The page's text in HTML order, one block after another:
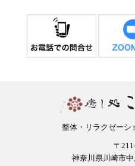
整体・リラクゼーシ
〒
神奈川県川崎市